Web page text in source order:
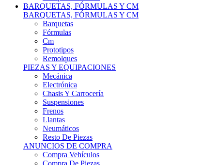
BARQUETAS, FÓRMULAS Y CM
BARQUETAS, FÓRMULAS Y CM
Barquetas
Fórmulas
Cm
Prototipos
Remolques
PIEZAS Y EQUIPACIONES
Mecánica
Electrónica
Chasis Y Carrocería
Suspensiones
Frenos
Llantas
Neumáticos
Resto De Piezas
ANUNCIOS DE COMPRA
Compra Vehículos
Compra De Piezas